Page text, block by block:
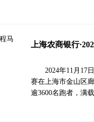
上海农商银行
2024年11月17
赛在上海市金山区
逾3600名跑者，满